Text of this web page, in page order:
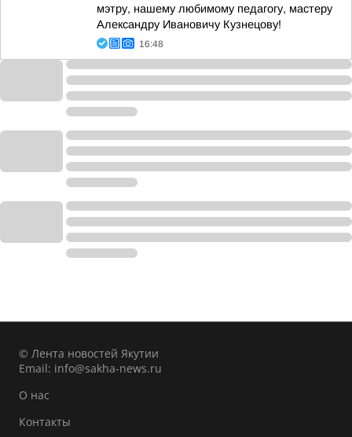
мэтру, нашему любимому педагогу, мастеру
Александру Ивановичу Кузнецову!
16:48
© Лента новостей Якутии
Email: info@sakha-news.ru
О нас
Контакты